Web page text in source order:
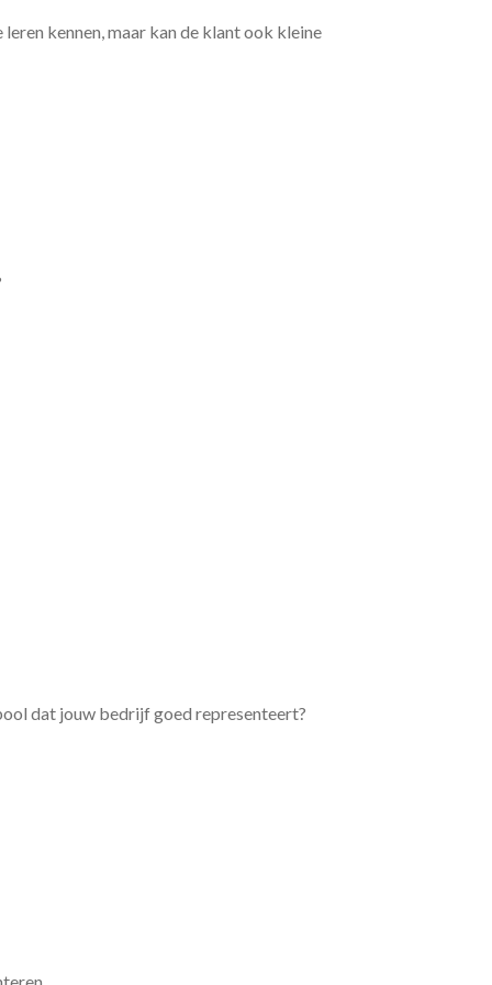
kennen, maar kan de klant ook kleine
dat jouw bedrijf goed representeert?